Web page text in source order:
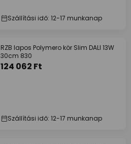
Szállítási idő: 12-17 munkanap
RZB lapos Polymero kör Slim DALI 13W
30cm 830
124 062 Ft
Szállítási idő: 12-17 munkanap